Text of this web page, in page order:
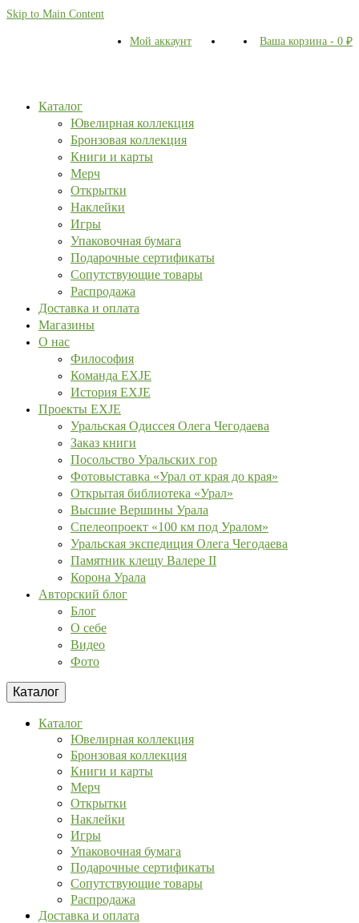
Skip to Main Content
Мой аккаунт Ваша корзина - 0 ₽
Каталог
Ювелирная коллекция
Бронзовая коллекция
Книги и карты
Мерч
Открытки
Наклейки
Игры
Упаковочная бумага
Подарочные сертификаты
Сопутствующие товары
Распродажа
Доставка и оплата
Магазины
О нас
Философия
Команда EXJE
История EXJE
Проекты EXJE
Уральская Одиссея Олега Чегодаева
Заказ книги
Посольство Уральских гор
Фотовыставка «Урал от края до края»
Открытая библиотека «Урал»
Высшие Вершины Урала
Спелеопроект «100 км под Уралом»
Уральская экспедиция Олега Чегодаева
Памятник клещу Валере II
Корона Урала
Авторский блог
Блог
О себе
Видео
Фото
Каталог
Каталог
Ювелирная коллекция
Бронзовая коллекция
Книги и карты
Мерч
Открытки
Наклейки
Игры
Упаковочная бумага
Подарочные сертификаты
Сопутствующие товары
Распродажа
Доставка и оплата